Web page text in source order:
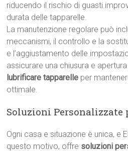
riducendo il rischio di guasti
durata delle tapparelle.
La manutenzione regolare può
meccanismi, il controllo e la
e l’aggiustamento delle
assicurare una chiusura e
lubrificare tapparelle per
ottimale.
Soluzioni Personalizzate
Ogni casa e situazione è unica, e
questo motivo, offre soluzioni